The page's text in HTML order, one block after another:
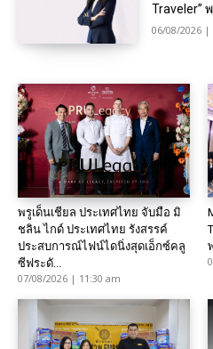
Traveler” พ
06/08/2026 |
พรูเด็นเชียล ประเทศไทย จับมือ มิ
ชลิน ไกด์ ประเทศไทย รังสรรค์
ประสบการณ์ไฟน์ไดนิ่งสุดเอ็กซ์คลู
ซีฟระดั...
07/08/2026 | 11:30 am